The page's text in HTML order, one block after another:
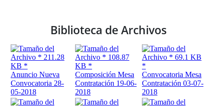
Biblioteca de Archivos